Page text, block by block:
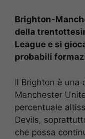
Brighton-
della
League e si
probabili
Il Brighton è una
Manchester
percentuale
Devils,
che possa